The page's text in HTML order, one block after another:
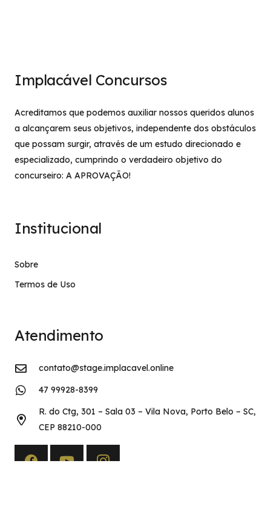
Implacável Concursos
Acreditamos que podemos auxiliar nossos queridos alunos
a alcançarem seus objetivos, independente dos obstáculos
que possam surgir, através de um estudo direcionado e
especializado, cumprindo o verdadeiro objetivo do
concurseiro: A APROVAÇÃO!
Institucional
Sobre
Termos de Uso
Atendimento
contato@stage.implacavel.online
47 99928-8399
R. do Ctg, 301 – Sala 03 – Vila Nova, Porto Belo – SC,
CEP 88210-000